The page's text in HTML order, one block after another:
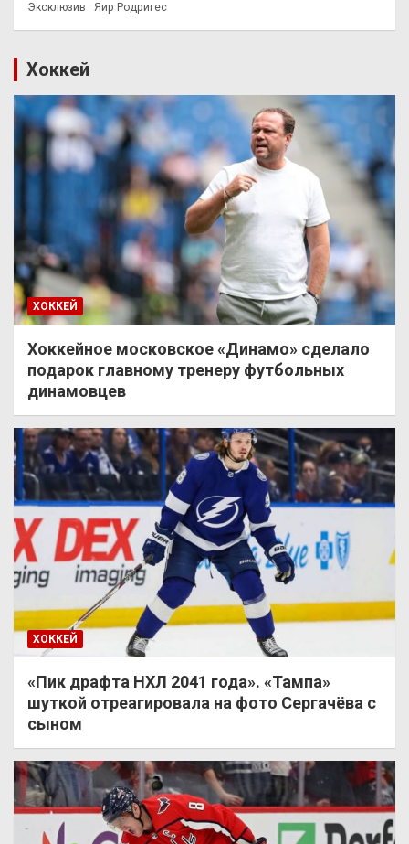
Эксклюзив Яир Родригес
Хоккей
ХОККЕЙ
Хоккейное московское «Динамо» сделало
подарок главному тренеру футбольных
динамовцев
ХОККЕЙ
«Пик драфта НХЛ 2041 года». «Тампа»
шуткой отреагировала на фото Сергачёва с
сыном